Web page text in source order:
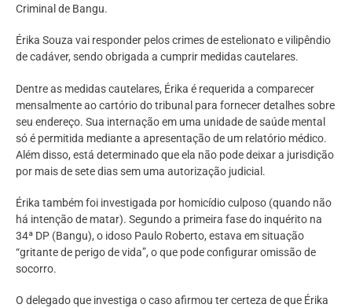
Criminal de Bangu.
Érika Souza vai responder pelos crimes de estelionato e vilipêndio
de cadáver, sendo obrigada a cumprir medidas cautelares.
Dentre as medidas cautelares, Érika é requerida a comparecer
mensalmente ao cartório do tribunal para fornecer detalhes sobre
seu endereço. Sua internação em uma unidade de saúde mental
só é permitida mediante a apresentação de um relatório médico.
Além disso, está determinado que ela não pode deixar a jurisdição
por mais de sete dias sem uma autorização judicial.
Érika também foi investigada por homicídio culposo (quando não
há intenção de matar). Segundo a primeira fase do inquérito na
34ª DP (Bangu), o idoso Paulo Roberto, estava em situação
“gritante de perigo de vida”, o que pode configurar omissão de
socorro.
O delegado que investiga o caso afirmou ter certeza de que Érika